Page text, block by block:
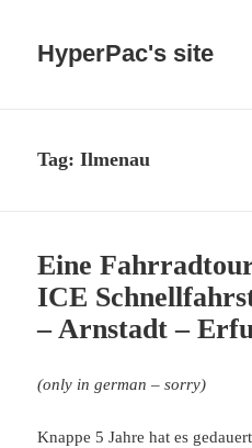
HyperPac's site
Tag:Ilmenau
Eine
ICE
– Arnstadt –
(only in german – sorry)
Knappe 5 Jahre hat es